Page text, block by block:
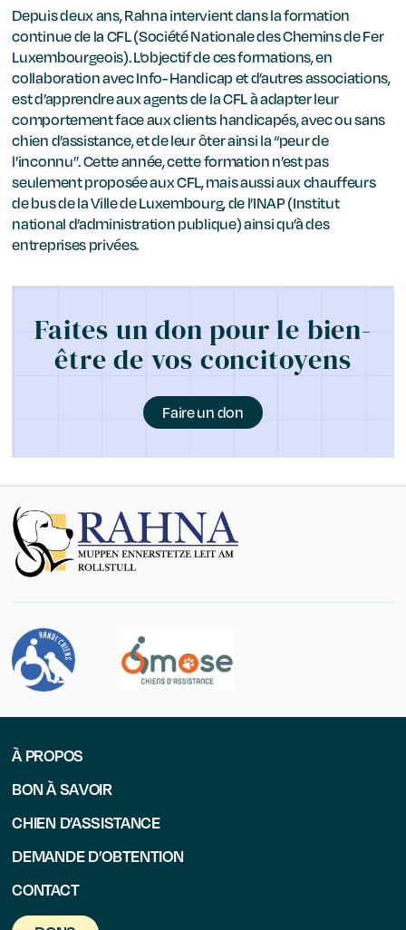
Depuis deux ans, Rahna intervient dans la formation
continue de la CFL (Société Nationale des Chemins de Fer
Luxembourgeois). L’objectif de ces formations, en
collaboration avec Info- Handicap et d’autres associations,
est d’apprendre aux agents de la CFL à adapter leur
comportement face aux clients handicapés, avec ou sans
chien d’assistance, et de leur ôter ainsi la “peur de
l’inconnu”. Cette année, cette formation n’est pas
seulement proposée aux CFL, mais aussi aux chauffeurs
de bus de la Ville de Luxembourg, de l’INAP (Institut
national d’administration publique) ainsi qu’à des
entreprises privées.
Faites un don pour le bien-
être de vos concitoyens
Faire un don
À PROPOS
BON À SAVOIR
CHIEN D’ASSISTANCE
DEMANDE D’OBTENTION
CONTACT